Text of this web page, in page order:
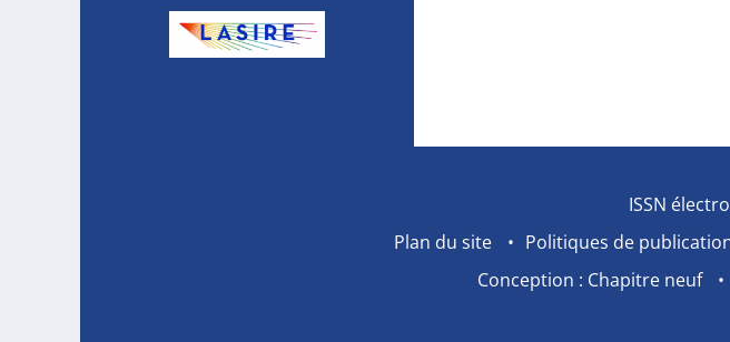
ISSN
Plan du site
Politiques de
Conception : Chapitre neuf